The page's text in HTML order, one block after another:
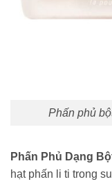
Phấn phủ
Phấn Phủ Dạng
hạt phấn li ti trong